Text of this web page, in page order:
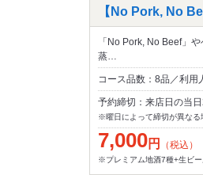
【No Pork, No
「No Pork, No Beef」
蒸…
コース品数：8品／利用
予約締切：来店日の当
※曜日によって締切が異なる
7,000円 （税込）
※プレミアム地酒7種+生ビ